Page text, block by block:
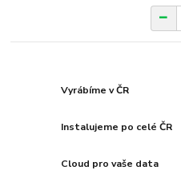
Vyrábíme v ČR
Instalujeme po celé ČR
Cloud pro vaše data